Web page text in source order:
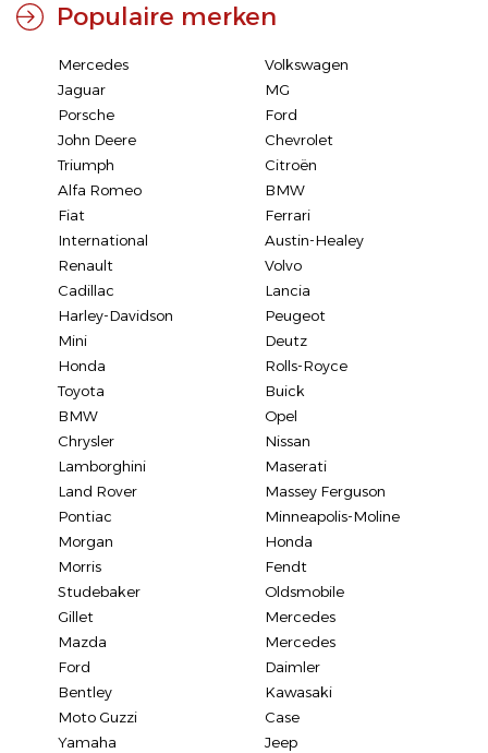
Populaire merken
Mercedes
Volkswagen
Jaguar
MG
Porsche
Ford
John Deere
Chevrolet
Triumph
Citroën
Alfa Romeo
BMW
Fiat
Ferrari
International
Austin-Healey
Renault
Volvo
Cadillac
Lancia
Harley-Davidson
Peugeot
Mini
Deutz
Honda
Rolls-Royce
Toyota
Buick
BMW
Opel
Chrysler
Nissan
Lamborghini
Maserati
Land Rover
Massey Ferguson
Pontiac
Minneapolis-Moline
Morgan
Honda
Morris
Fendt
Studebaker
Oldsmobile
Gillet
Mercedes
Mazda
Mercedes
Ford
Daimler
Bentley
Kawasaki
Moto Guzzi
Case
Yamaha
Jeep